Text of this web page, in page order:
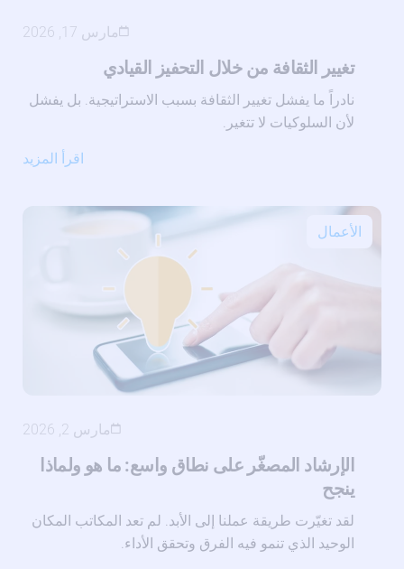
مارس 17, 2026
تغيير الثقافة من خلال التحفيز القيادي
نادراً ما يفشل تغيير الثقافة بسبب الاستراتيجية. بل يفشل
لأن السلوكيات لا تتغير.
اقرأ المزيد
الأعمال
مارس 2, 2026
الإرشاد المصغّر على نطاق واسع: ما هو ولماذا
ينجح
لقد تغيّرت طريقة عملنا إلى الأبد. لم تعد المكاتب المكان
الوحيد الذي تنمو فيه الفرق وتحقق الأداء.